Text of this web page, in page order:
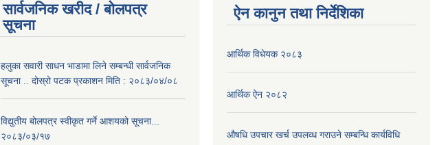
सार्वजनिक खरीद / बोलपत्र
सूचना
हलुका सवारी साधन भाडामा लिने सम्बन्धी सार्वजनिक
सूचना .. दोस्रो पटक प्रकाशन मिति : २०८३/०४/०८
विद्युतीय बोलपत्र स्वीकृत गर्ने आशयको सूचना...
२०८३/०३/१७
ऐन कानुन तथा निर्देशिका
आर्थिक विधेयक २०८३
आर्थिक ऐन २०८२
औषधि उपचार खर्च उपलव्ध गराउने सम्बन्धि कार्यविधि